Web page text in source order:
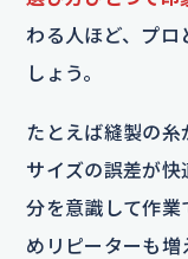
わる人ほど、プロ
しょう。
たとえば縫製の糸
サイズの誤差が快
分を意識して作業
めリピーターも増